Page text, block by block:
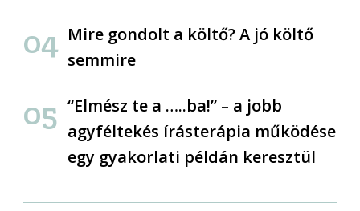
Mire gondolt a költő? A jó költő
semmire
“Elmész te a …..ba!” – a jobb
agyféltekés írásterápia működése
egy gyakorlati példán keresztül